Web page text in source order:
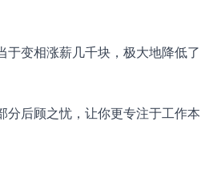
于变相涨薪几千块，极大地降低了
分后顾之忧，让你更专注于工作本